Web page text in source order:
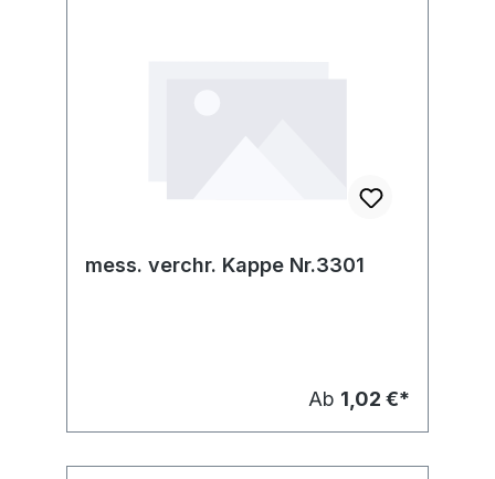
mess. verchr. Kappe Nr.3301
Ab 1,02 €*